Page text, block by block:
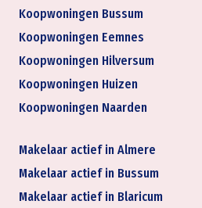
Koopwoningen Bussum
Koopwoningen Eemnes
Koopwoningen Hilversum
Koopwoningen Huizen
Koopwoningen Naarden
Makelaar actief in Almere
Makelaar actief in Bussum
Makelaar actief in Blaricum